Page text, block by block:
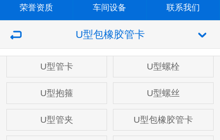
荣誉资质 车间设备 联系我们
U型包橡胶管卡
U型管卡 U型螺栓
U型抱箍 U型螺丝
U型管夹 U型包橡胶管卡